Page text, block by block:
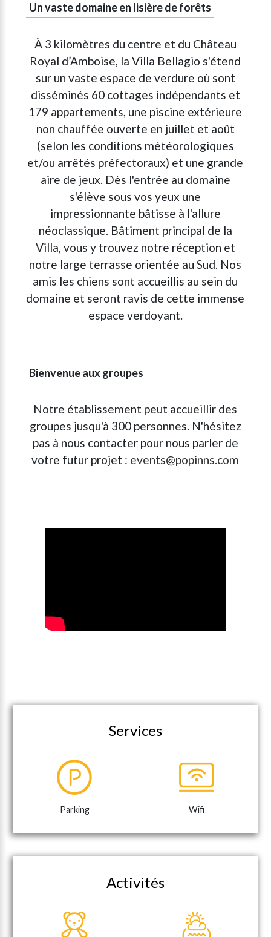
Un vaste domaine en lisière de forêts
À 3 kilomètres du centre et du Château
Royal d’Amboise, la Villa Bellagio s'étend
sur un vaste espace de verdure où sont
disséminés 60 cottages indépendants et
179 appartements, une piscine extérieure
non chauffée ouverte en juillet et août
(selon les conditions météorologiques
et/ou arrêtés préfectoraux) et une grande
aire de jeux. Dès l'entrée au domaine
s'élève sous vos yeux une
impressionnante bâtisse à l'allure
néoclassique. Bâtiment principal de la
Villa, vous y trouvez notre réception et
notre large terrasse orientée au Sud. Nos
amis les chiens sont accueillis au sein du
domaine et seront ravis de cette immense
espace verdoyant.
Bienvenue aux groupes
Notre établissement peut accueillir des
groupes jusqu'à 300 personnes. N'hésitez
pas à nous contacter pour nous parler de
votre futur projet : events@popinns.com
Services
Parking Wifi
Activités